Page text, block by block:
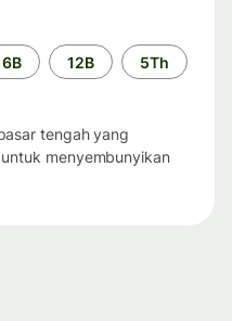
6B 12B 5Th
tengah yang
menyembunyikan